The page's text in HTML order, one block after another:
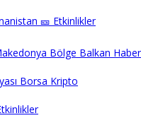
🎫 Etkinlikler
Bölge Balkan Haber
Borsa Kripto